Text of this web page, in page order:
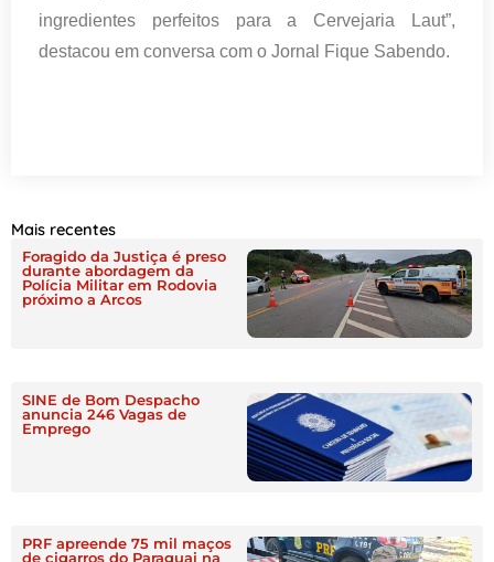
ingredientes perfeitos para a Cervejaria Laut”,
destacou em conversa com o Jornal Fique Sabendo.
Mais recentes
Foragido da Justiça é preso
durante abordagem da
Polícia Militar em Rodovia
próximo a Arcos
SINE de Bom Despacho
anuncia 246 Vagas de
Emprego
PRF apreende 75 mil maços
de cigarros do Paraguai na